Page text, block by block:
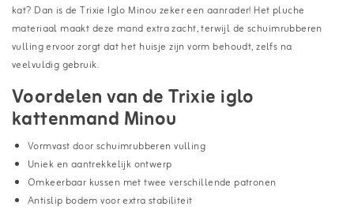
kat? Dan is de Trixie Iglo Minou zeker een aanrader! Het pluche
materiaal maakt deze mand extra zacht, terwijl de schuimrubberen
vulling ervoor zorgt dat het huisje zijn vorm behoudt, zelfs na
veelvuldig gebruik.
Voordelen van de Trixie iglo
kattenmand Minou
Vormvast door schuimrubberen vulling
Uniek en aantrekkelijk ontwerp
Omkeerbaar kussen met twee verschillende patronen
Antislip bodem voor extra stabiliteit